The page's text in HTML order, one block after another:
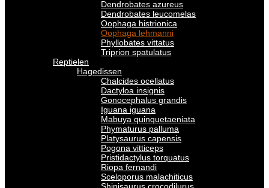
Dendrobates azureus
Dendrobates leucomelas
Oophaga histrionica
Oophaga lehmanni
Phyllobates vittatus
Triprion spatulatus
Reptielen
Hagedissen
Chalcides ocellatus
Dactyloa insignis
Gonocephalus grandis
Iguana iguana
Mabuya quinquetaeniata
Phymaturus palluma
Platysaurus capensis
Pogona vitticeps
Pristidactylus torquatus
Riopa fernandi
Sceloporus malachiticus